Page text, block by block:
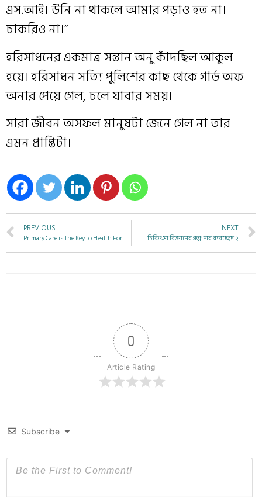
এস.আই। উনি না থাকলে আমার পড়াও হত না।
চাকরিও না।”
হরিসাধনের একমাত্র সন্তান অনু কাঁদছিল আকুল
হয়ে। হরিসাধন সত্যি পুলিশের কাছ থেকে গার্ড অফ
অনার পেয়ে গেল, চলে যাবার সময়।
সারা জীবন অসফল মানুষটা জেনে গেল না তার
এমন প্রাপ্তিটা।
PREVIOUS
Primary Care is The Key to Health For All – In the Time of COVID-19 Pandemic Too
NEXT
চিকিৎসা বিজ্ঞানের গল্প: শব ব্যবচ্ছেদ ২
0
Article Rating
Subscribe